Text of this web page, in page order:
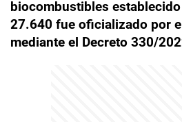
biocombustibles establecido
27.640 fue oficializado por
mediante el Decreto 330/